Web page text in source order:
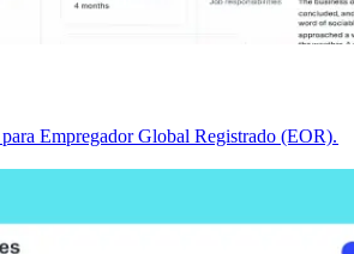
para Empregador Global Registrado (EOR).​​